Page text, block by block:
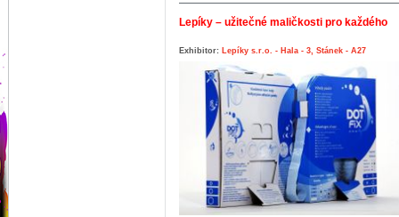
Lepíky – užitečné maličkosti pro každého
Exhibitor: Lepíky s.r.o. - Hala - 3, Stánek - A27